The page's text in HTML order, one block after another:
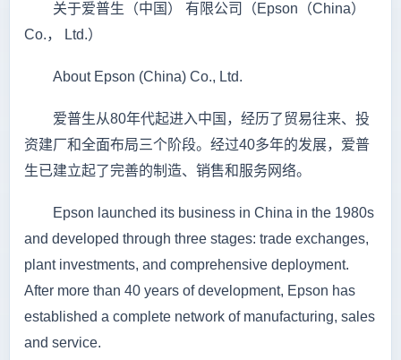
关于爱普生（中国） 有限公司（Epson（China）
Co.， Ltd.）
About Epson (China) Co., Ltd.
爱普生从80年代起进入中国，经历了贸易往来、投
资建厂和全面布局三个阶段。经过40多年的发展，爱普
生已建立起了完善的制造、销售和服务网络。
Epson launched its business in China in the 1980s
and developed through three stages: trade exchanges,
plant investments, and comprehensive deployment.
After more than 40 years of development, Epson has
established a complete network of manufacturing, sales
and service.